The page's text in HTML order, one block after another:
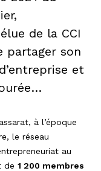
de la CCI
partager son
et
à l’époque
le réseau
au
de 1 200 membres